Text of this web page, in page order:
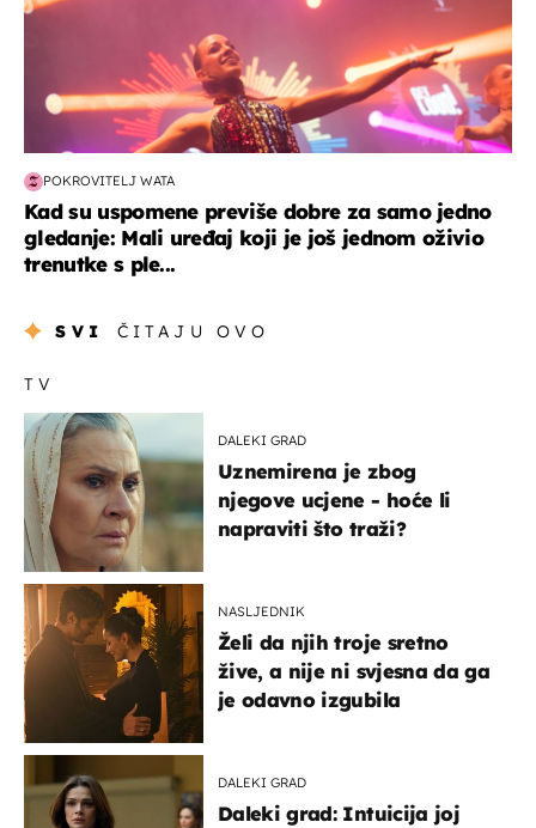
POKROVITELJ WATA
Kad su uspomene previše dobre za samo jedno
gledanje: Mali uređaj koji je još jednom oživio
trenutke s ple...
SVI ČITAJU OVO
TV
DALEKI GRAD
Uznemirena je zbog
njegove ucjene - hoće li
napraviti što traži?
NASLJEDNIK
Želi da njih troje sretno
žive, a nije ni svjesna da ga
je odavno izgubila
DALEKI GRAD
Daleki grad: Intuicija joj